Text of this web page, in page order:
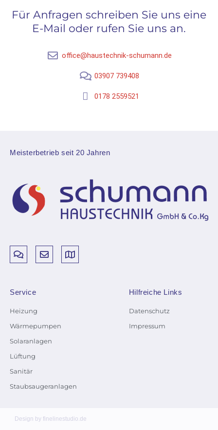
Für Anfragen schreiben Sie uns eine
E-Mail oder rufen Sie uns an.
office@haustechnik-schumann.de
03907 739408
0178 2559521
Meisterbetrieb seit 20 Jahren
Service
Heizung
Wärmepumpen
Solaranlagen
Lüftung
Sanitär
Staubsaugeranlagen
Hilfreiche Links
Datenschutz
Impressum
Design by finelinestudio.de